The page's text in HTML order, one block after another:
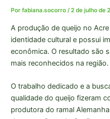
Porfabiana.socorro/2 de julho de
A produção de queijo no
identidade cultural e possui
econômica. O resultado são
mais reconhecidos na região.
O trabalho dedicado e a
qualidade do queijo fizeram
produtora do ramal